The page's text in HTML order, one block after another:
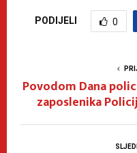
PODIJELI 0
Povodom Dana
zaposlenika